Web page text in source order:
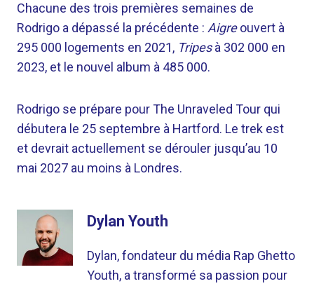
Chacune des trois premières semaines de
Rodrigo a dépassé la précédente : Aigreouvert à
295 000 logements en 2021, Tripesà 302 000 en
2023, et le nouvel album à 485 000.
Rodrigo se prépare pour The Unraveled Tour qui
débutera le 25 septembre à Hartford. Le trek est
et devrait actuellement se dérouler jusqu’au 10
mai 2027 au moins à Londres.
Dylan Youth
Dylan, fondateur du média Rap Ghetto
Youth, a transformé sa passion pour